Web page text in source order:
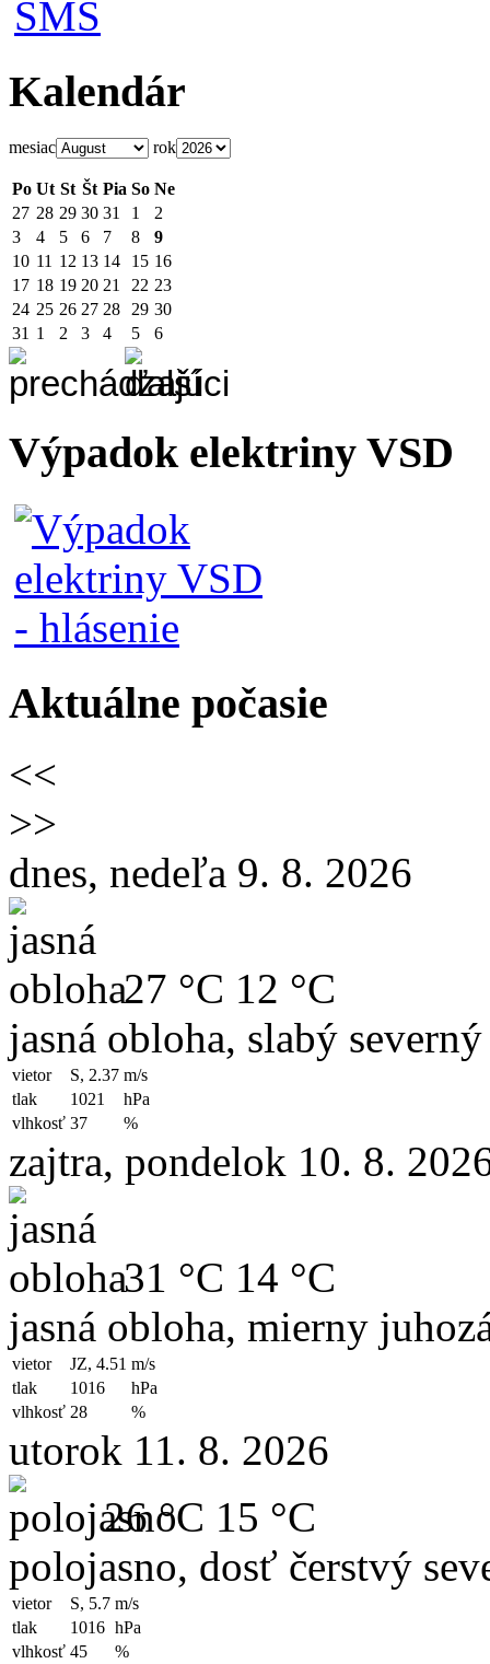
Kalendár
mesiac rok
Po Ut St Št Pia So Ne
27 28 29 30 31 1
2
3
4 5 6 7 8
9
10 11 12 13 14 15 16
17 18 19 20 21 22 23
24 25 26 27 28 29 30
31 1 2 3 4 5 6
Výpadok elektriny VSD
Aktuálne počasie
<<
>>
dnes, nedeľa 9. 8. 2026
27 °C 12 °C
jasná obloha, slabý
vietor S, 2.37 m/s
tlak
1021
hPa
vlhkosť 37 %
zajtra, pondelok 10. 8.
31 °C 14 °C
jasná obloha, mierny
vietor JZ, 4.51 m/s
tlak
1016
hPa
vlhkosť 28 %
utorok 11. 8. 2026
26 °C 15 °C
polojasno, dosť čerstvý
vietor S, 5.7 m/s
tlak
1016 hPa
vlhkosť 45 %